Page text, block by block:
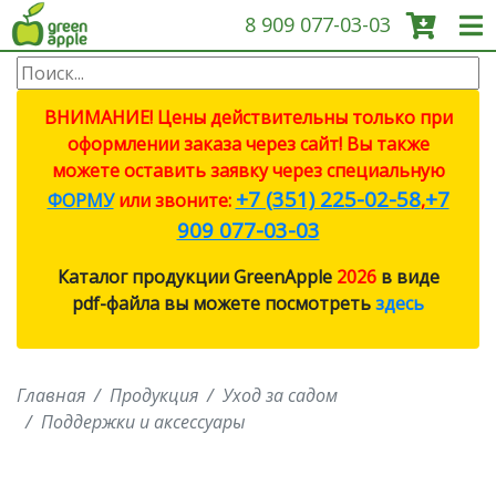
8 909 077-03-03
О КОМПАНИИ
ПРОДУКЦИЯ
САДОВЫЕ ИНСТРУМЕНТЫ
СИСТЕМЫ ПОЛИВА
СИСТЕМЫ ПОЛИВА ECO
ПРОТИВОМОСКИТНЫЕ
ВНИМАНИЕ! Цены действительны только при
оформлении заказа через сайт! Вы также
можете оставить заявку через специальную
ФОРМУили звоните: +7 (351) 225-02-58,+7
909 077-03-03
Каталог продукции GreenApple 2026в виде
pdf-файла вы можете посмотретьздесь
Главная Продукция
Уход за садом
Поддержки и аксессуары